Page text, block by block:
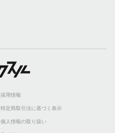
採用情報
特定商取引法に基づく表示
個人情報の取り扱い